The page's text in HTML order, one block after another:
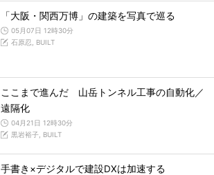
「大阪・関西万博」の建築を写真で巡る
05月07日 12時30分
石原忍, BUILT
ここまで進んだ 山岳トンネル工事の自動化／
遠隔化
04月21日 12時30分
黒岩裕子, BUILT
手書き×デジタルで建設DXは加速する